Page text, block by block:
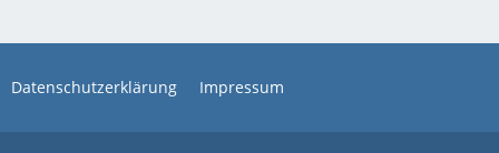
Datenschutzerklärung Impressum